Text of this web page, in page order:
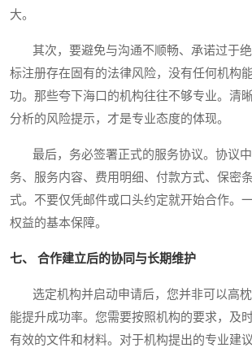
大。
其次，要避免与沟通不顺畅、承诺过于绝
标注册存在固有的法律风险，没有任何机构
功。那些夸下海口的机构往往不够专业。清
分析的风险提示，才是专业态度的体现。
最后，务必签署正式的服务协议。协议中
务、服务内容、费用明细、付款方式、保密
式。不要仅凭邮件或口头约定就开始合作。
权益的基本保障。
七、 合作建立后的协同与长期维护
选定机构并启动申请后，您并非可以高枕
能提升成功率。您需要按照机构的要求，及
有效的文件和材料。对于机构提出的专业建